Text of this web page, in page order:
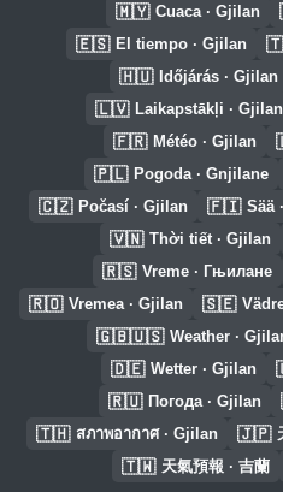
🇲🇾 Cuaca · Gjilan
🇪🇸 El tiempo · Gjilan
🇭🇺 Időjárás · Gjilan
🇱🇻 Laikapstākļi · Gjilan
🇫🇷 Météo · Gjilan
🇵🇱 Pogoda · Gnjilane
🇨🇿 Počasí · Gjilan 🇫🇮 Sää
🇻🇳 Thời tiết · Gjilan
🇷🇸 Vreme · Гњилане
🇷🇴 Vremea · Gjilan 🇸🇪
🇬🇧🇺🇸 Weather ·
🇩🇪 Wetter · Gjilan
🇷🇺 Погода · Gjilan
🇹🇭 สภาพอากาศ · Gjilan 🇯🇵
🇹🇼 天氣預報 · 吉蘭